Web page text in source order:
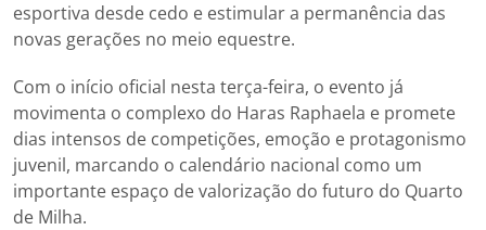
esportiva desde cedo e estimular a permanência das
novas gerações no meio equestre.
Com o início oficial nesta terça-feira, o evento já
movimenta o complexo do Haras Raphaela e promete
dias intensos de competições, emoção e protagonismo
juvenil, marcando o calendário nacional como um
importante espaço de valorização do futuro do Quarto
de Milha.